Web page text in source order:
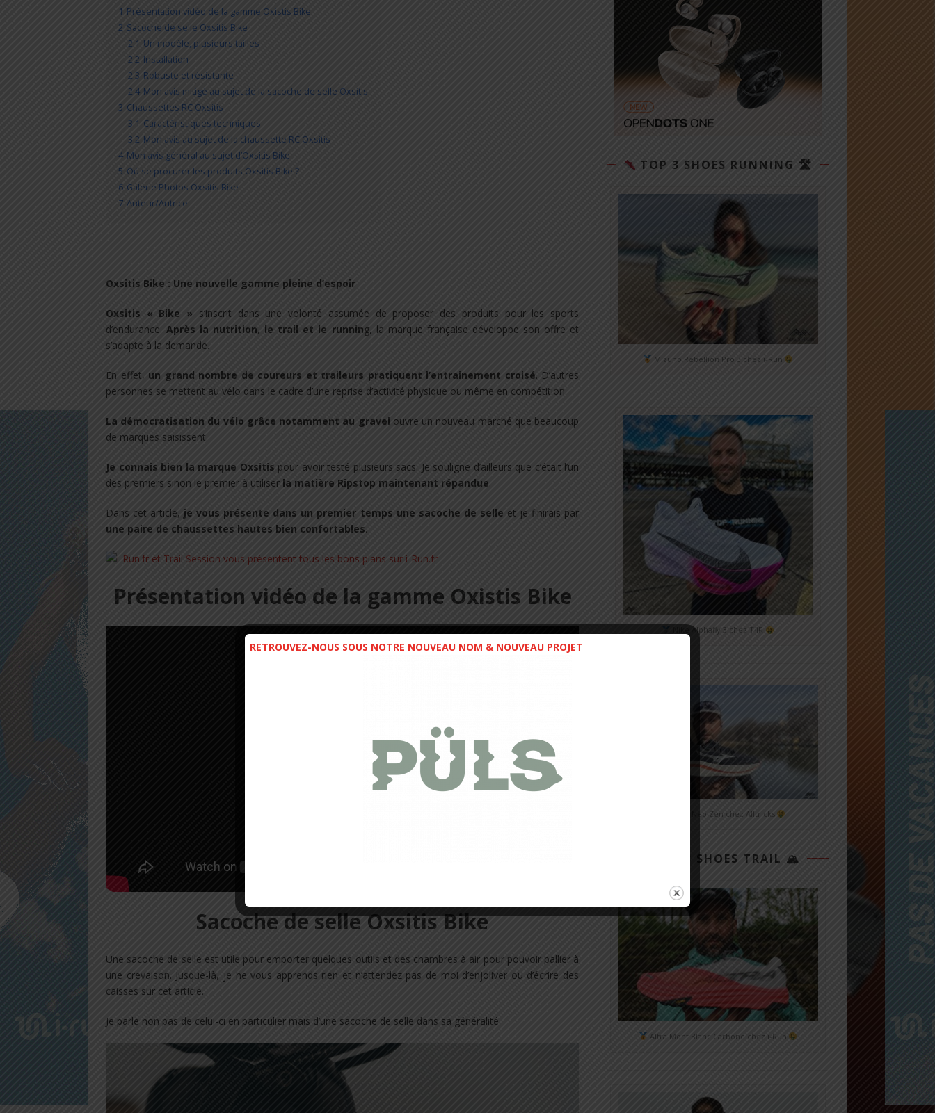
1 Présentation vidéo de la gamme Oxistis Bike
2 Sacoche de selle Oxsitis Bike
2.1 Un modèle, plusieurs tailles
2.2 Installation
2.3 Robuste et résistante
2.4 Mon avis mitigé au sujet de la sacoche de selle Oxsitis
3 Chaussettes RC Oxsitis
3.1 Caractéristiques techniques
3.2 Mon avis au sujet de la chaussette RC Oxsitis
4 Mon avis général au sujet d’Oxsitis Bike
5 Où se procurer les produits Oxsitis Bike ?
6 Galerie Photos Oxsitis Bike
7 Auteur/Autrice
Oxsitis Bike : Une nouvelle gamme pleine d’espoir
Oxsitis « Bike » s’inscrit dans une volonté assumée de proposer des produits pour les sports
d’endurance.Après la nutrition, le trail et le running, la marque française développe son offre et
s’adapte à la demande.
En effet, un grand nombre de coureurs et traileurs pratiquent l’entrainement croisé. D’autres
personnes se mettent au vélo dans le cadre d’une reprise d’activité physique ou même en compétition.
La démocratisation du vélo grâce notamment au gravel ouvre un nouveau marché que beaucoup
de marques saisissent.
Je connais bien la marque Oxsitis pour avoir testé plusieurs sacs. Je souligne d’ailleurs que c’était l’un
des premiers sinon le premier à utiliser la matière Ripstop maintenant répandue.
Dans cet article, je vous présente dans un premier temps une sacoche de selle et je finirais par
une paire de chaussettes hautes bien confortables.
Présentation vidéo de la gamme Oxistis Bike
Sacoche de selle Oxsitis Bike
Une sacoche de selle est utile pour emporter quelques outils et des chambres à air pour pouvoir pallier à
une crevaison. Jusque-là, je ne vous apprends rien et n’attendez pas de moi d’enjoliver ou d’écrire des
caisses sur cet article.
Je parle non pas de celui-ci en particulier mais d’une sacoche de selle dans sa généralité.
TOP 3 SHOES RUNNING 🛣
Mizuno Rebellion Pro 3 chez i-Run
Nike Alphafly 3 chez T4R
Mizuno Neo Zen chez Alltricks
TOP 3 SHOES TRAIL 🏔
Altra Mont Blanc Carbone chez i-Run
RETROUVEZ-NOUS SOUS NOTRE NOUVEAU NOM & NOUVEAU PROJET